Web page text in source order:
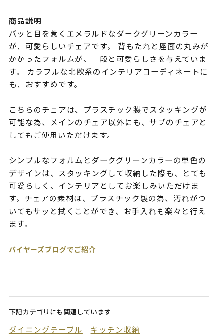
商品説明
パッと目を惹くエメラルドなダークグリーンカラー
が、可愛らしいチェアです。 背もたれと座面の丸みが
かかったフォルムが、一段と可愛らしさを与えていま
す。 カラフルな北欧系のインテリアコーディネートに
も、おすすめです。
こちらのチェアは、プラスチック製でスタッキングが
可能な為、メインのチェア以外にも、サブのチェアと
してもご使用いただけます。
シンプルなフォルムとダークグリーンカラーの単色の
デザインは、スタッキングして収納した際も、とても
可愛らしく、インテリアとしてお楽しみいただけま
す。チェアの素材は、プラスチック製の為、汚れがつ
いてもサッと拭くことができ、お手入れも楽々と行え
ます。
バイヤーズブログでご紹介
下記カテゴリにも関連しています
ダイニングテーブル
キッチン収納